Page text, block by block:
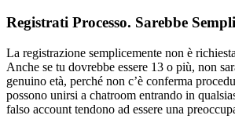
Registrati Processo. Sarebbe
La registrazione semplicemente non è
Anche se tu dovrebbe essere 13 o più, non
genuino età, perché non c’è conferma
possono unirsi a chatroom entrando in
falso account tendono ad essere una